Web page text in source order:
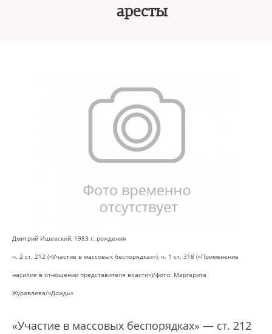
аресты
Дмитрий Ишевский, 1983 г. рождения
ч. 2 ст. 212 («Участие в массовых беспорядках»), ч. 1 ст. 318 («Применение
насилия в отношении представителя власти»)/фото: Маргарита
Журавлева/«Дождь»
«Участие в массовых беспорядках» — ст. 212